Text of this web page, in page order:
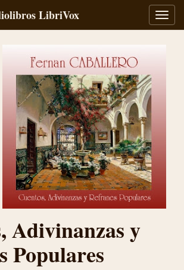
LibriVox
Adivinanzas y
Populares